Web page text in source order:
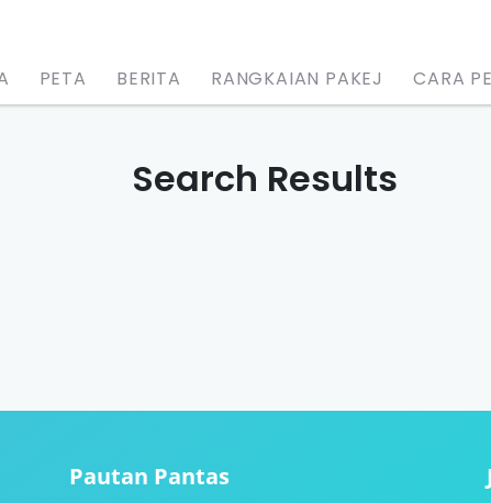
PETA BERITA RANGKAIAN PAKEJ CARA
Search Results
Pautan Pantas